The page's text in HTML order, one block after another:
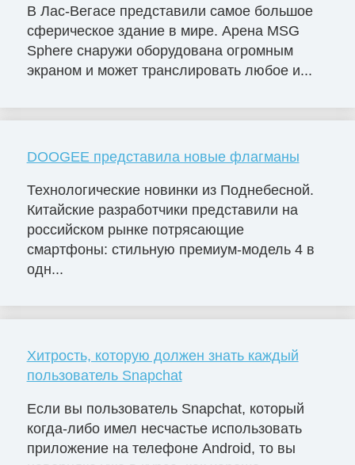
В Лас-Вегасе представили самое большое
сферическое здание в мире. Арена MSG
Sphere снаружи оборудована огромным
экраном и может транслировать любое и...
DOOGEE представила новые флагманы
Технологические новинки из Поднебесной.
Китайские разработчики представили на
российском рынке потрясающие
смартфоны: стильную премиум-модель 4 в
одн...
Хитрость, которую должен знать каждый
пользователь Snapchat
Если вы пользователь Snapchat, который
когда-либо имел несчастье использовать
приложение на телефоне Android, то вы